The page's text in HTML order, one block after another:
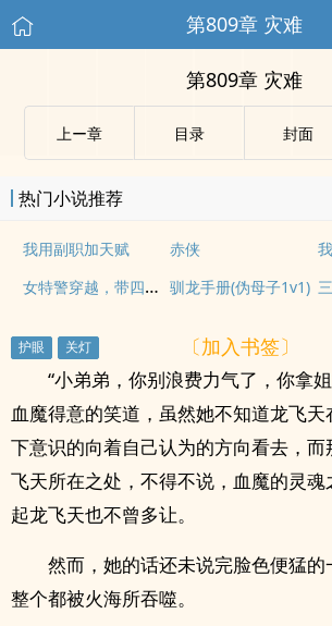
第809章 灾难
第809章 灾难
上ー章 目录 封面
热门小说推荐
我用副职加天赋 赤侠
女特警穿越，带四只萌娃炸翻古代 驯龙手册(伪母子1v1)
〔加入书签〕
“小弟弟，你别浪费力气了，你拿
血魔得意的笑道，虽然她不知道龙飞
下意识的向着自己认为的方向看去，
飞天所在之处，不得不说，血魔的灵
起龙飞天也不曾多让。
然而，她的话还未说完脸色便猛
整个都被火海所吞噬。